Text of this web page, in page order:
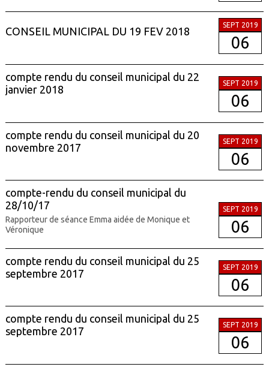
CONSEIL MUNICIPAL DU 19 FEV 2018
SEPT 2019
06
compte rendu du conseil municipal du 22
janvier 2018
SEPT 2019
06
compte rendu du conseil municipal du 20
novembre 2017
SEPT 2019
06
compte-rendu du conseil municipal du
28/10/17
Rapporteur de séance Emma aidée de Monique et
Véronique
SEPT 2019
06
compte rendu du conseil municipal du 25
septembre 2017
SEPT 2019
06
compte rendu du conseil municipal du 25
septembre 2017
SEPT 2019
06